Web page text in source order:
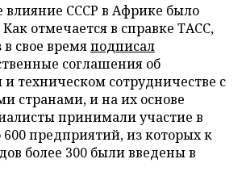
СССР в Африке было
отмечается в справке ТАСС,
свое времяподписал
соглашения об
техническом сотрудничестве с
странами, и на их основе
принимали участие в
600 предприятий, из которых к
более 300 были введены в